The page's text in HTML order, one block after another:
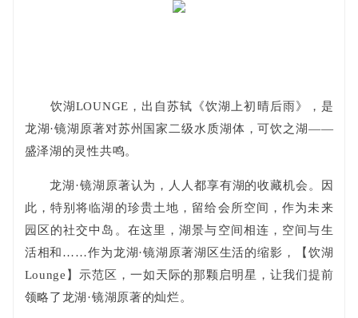
饮湖LOUNGE，出自苏轼《饮湖上初晴后雨》，是
龙湖·镜湖原著对苏州国家二级水质湖体，可饮之湖——
盛泽湖的灵性共鸣。
龙湖·镜湖原著认为，人人都享有湖的收藏机会。因
此，特别将临湖的珍贵土地，留给会所空间，作为未来
园区的社交中岛。在这里，湖景与空间相连，空间与生
活相和……作为龙湖·镜湖原著湖区生活的缩影，【饮湖
Lounge】示范区，一如天际的那颗启明星，让我们提前
领略了龙湖·镜湖原著的灿烂。